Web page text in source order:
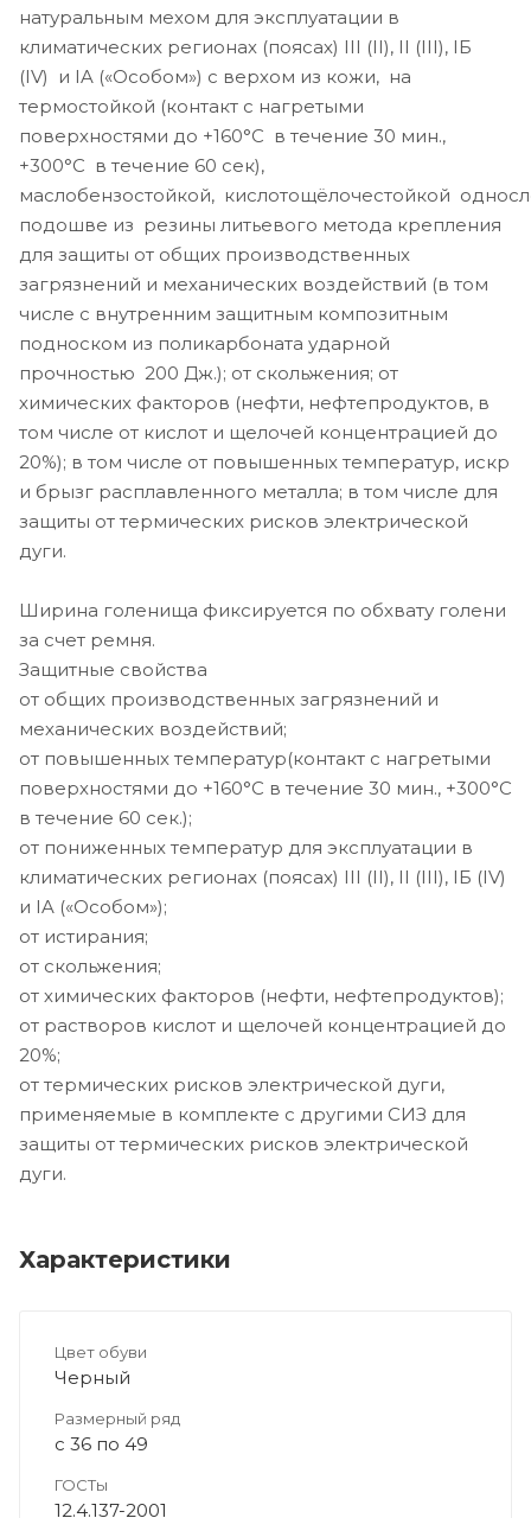
натуральным мехом для эксплуатации в
климатических регионах (поясах) III (II), II (III), IБ
(IV) и IA («Особом») с верхом из кожи, на
термостойкой (контакт с нагретыми
поверхностями до +160°С в течение 30 мин.,
+300°С в течение 60 сек),
маслобензостойкой, кислотощёлочестойкой
подошве из резины литьевого метода крепления
для защиты от общих производственных
загрязнений и механических воздействий (в том
числе с внутренним защитным композитным
подноском из поликарбоната ударной
прочностью 200 Дж.); от скольжения; от
химических факторов (нефти, нефтепродуктов, в
том числе от кислот и щелочей концентрацией до
20%); в том числе от повышенных температур, искр
и брызг расплавленного металла; в том числе для
защиты от термических рисков электрической
дуги.
Ширина голенища фиксируется по обхвату голени
за счет ремня.
Защитные свойства
от общих производственных загрязнений и
механических воздействий;
от повышенных температур(контакт с нагретыми
поверхностями до +160°С в течение 30 мин., +300°С
в течение 60 сек.);
от пониженных температур для эксплуатации в
климатических регионах (поясах) III (II), II (III), IБ (IV)
и IA («Особом»);
от истирания;
от скольжения;
от химических факторов (нефти, нефтепродуктов);
от растворов кислот и щелочей концентрацией до
20%;
от термических рисков электрической дуги,
применяемые в комплекте с другими СИЗ для
защиты от термических рисков электрической
дуги.
Характеристики
Цвет обуви
Черный
Размерный ряд
с 36 по 49
ГОСТы
12.4.137-2001